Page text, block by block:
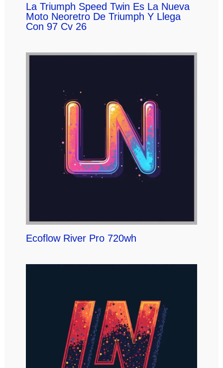
La Triumph Speed Twin Es La Nueva
Moto Neoretro De Triumph Y Llega
Con 97 Cv 26
Ecoflow River Pro 720wh